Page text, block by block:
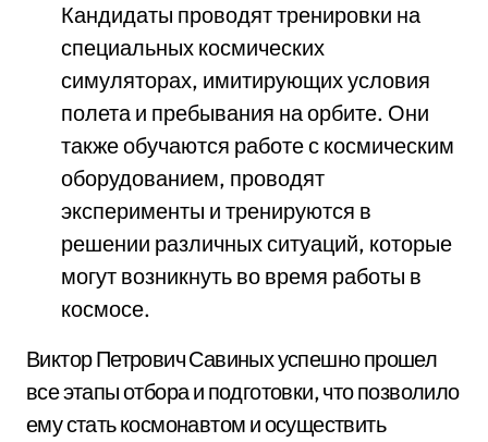
Кандидаты проводят тренировки на
специальных космических
симуляторах, имитирующих условия
полета и пребывания на орбите. Они
также обучаются работе с космическим
оборудованием, проводят
эксперименты и тренируются в
решении различных ситуаций, которые
могут возникнуть во время работы в
космосе.
Виктор Петрович Савиных успешно прошел
все этапы отбора и подготовки, что позволило
ему стать космонавтом и осуществить